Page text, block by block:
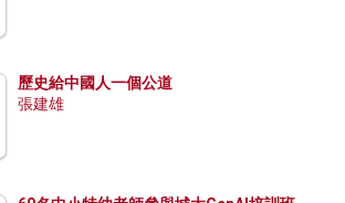
歷史給中國人一個公道
張建雄